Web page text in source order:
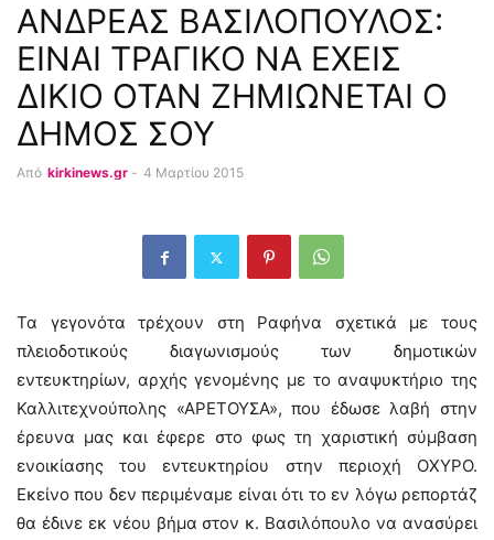
ΑΝΔΡΕΑΣ ΒΑΣΙΛΟΠΟΥΛΟΣ:
ΕΙΝΑΙ ΤΡΑΓΙΚΟ ΝΑ ΕΧΕΙΣ
ΔΙΚΙΟ ΟΤΑΝ ΖΗΜΙΩΝΕΤΑΙ Ο
ΔΗΜΟΣ ΣΟΥ
Από kirkinews.gr - 4 Μαρτίου 2015
Τα γεγονότα τρέχουν στη Ραφήνα σχετικά με τους
πλειοδοτικούς διαγωνισμούς των δημοτικών
εντευκτηρίων, αρχής γενομένης με το αναψυκτήριο της
Καλλιτεχνούπολης «ΑΡΕΤΟΥΣΑ», που έδωσε λαβή στην
έρευνα μας και έφερε στο φως τη χαριστική σύμβαση
ενοικίασης του εντευκτηρίου στην περιοχή ΟΧΥΡΟ.
Εκείνο που δεν περιμέναμε είναι ότι το εν λόγω ρεπορτάζ
θα έδινε εκ νέου βήμα στον κ. Βασιλόπουλο να ανασύρει